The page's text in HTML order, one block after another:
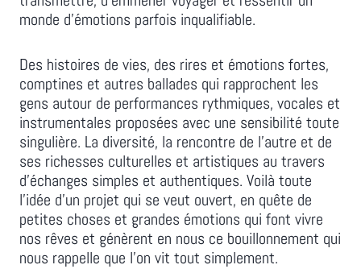
monde d’émotions parfois inqualifiable.
Des histoires de vies, des rires et émotions fortes,
comptines et autres ballades qui rapprochent les
gens autour de performances rythmiques, vocales et
instrumentales proposées avec une sensibilité toute
singulière. La diversité, la rencontre de l’autre et de
ses richesses culturelles et artistiques au travers
d’échanges simples et authentiques. Voilà toute
l’idée d’un projet qui se veut ouvert, en quête de
petites choses et grandes émotions qui font vivre
nos rêves et génèrent en nous ce bouillonnement qui
nous rappelle que l’on vit tout simplement.